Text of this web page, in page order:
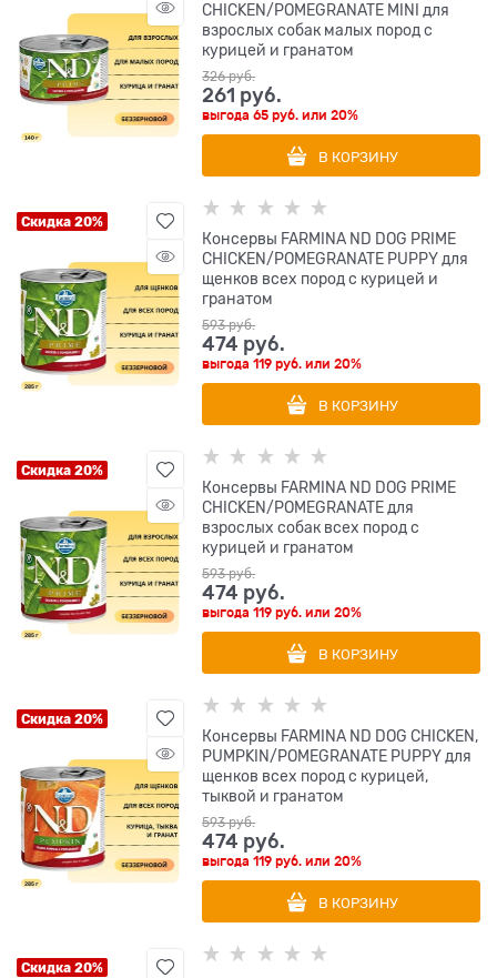
CHICKEN/POMEGRANATE MINI для
взрослых собак малых пород с
курицей и гранатом
326 руб.
261 руб.
выгода65 руб. или20%
В КОРЗИНУ
Скидка 20%
Консервы FARMINA ND DOG PRIME
CHICKEN/POMEGRANATE PUPPY для
щенков всех пород с курицей и
гранатом
593 руб.
474 руб.
выгода119 руб. или20%
В КОРЗИНУ
Скидка 20%
Консервы FARMINA ND DOG PRIME
CHICKEN/POMEGRANATE для
взрослых собак всех пород с
курицей и гранатом
593 руб.
474 руб.
выгода119 руб. или20%
В КОРЗИНУ
Скидка 20%
Консервы FARMINA ND DOG CHICKEN,
PUMPKIN/POMEGRANATE PUPPY для
щенков всех пород с курицей,
тыквой и гранатом
593 руб.
474 руб.
выгода119 руб. или20%
В КОРЗИНУ
Скидка 20%